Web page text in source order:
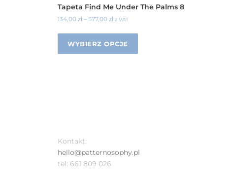
Tapeta Find Me Under The Palms 8
134,00 zł – 577,00 zł z VAT
WYBIERZ OPCJE
Kontakt:
hello@patternosophy.pl
tel: 661 809 026